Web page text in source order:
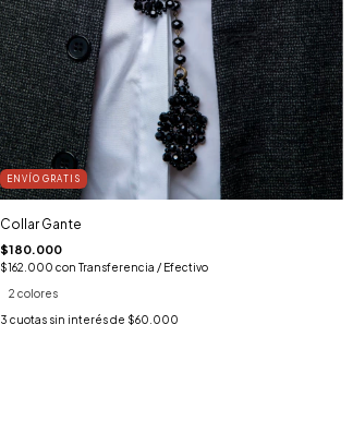
ENVÍO GRATIS
Collar Gante
$180.000
$162.000 con Transferencia / Efectivo
2 colores
3 cuotas sin interés de $60.000